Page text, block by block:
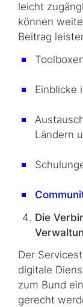
leicht
können
Beitrag
Einblicke
Ländern
Die
Der
digitale
zum Bund
gerecht